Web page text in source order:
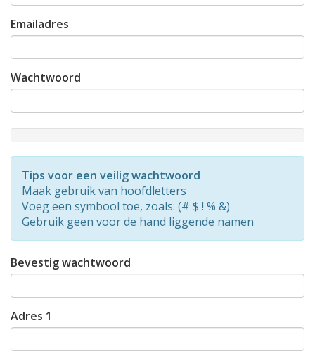
Emailadres
Wachtwoord
Rating:
Tips voor een veilig wachtwoord
Maak gebruik van hoofdletters
Voeg een symbool toe, zoals: (# $ ! % &)
Gebruik geen voor de hand liggende namen
Bevestig wachtwoord
Adres 1